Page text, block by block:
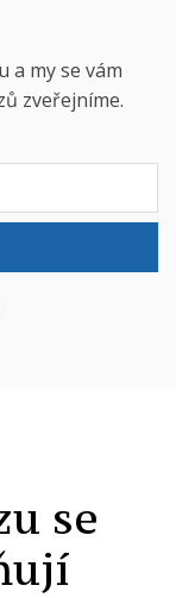
a my se vám
zveřejníme.
se